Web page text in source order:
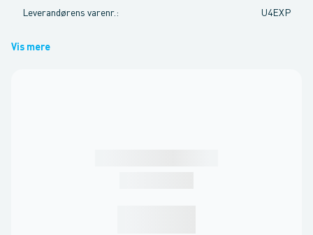
Leverandørens varenr. : U4EXP
Vis mere